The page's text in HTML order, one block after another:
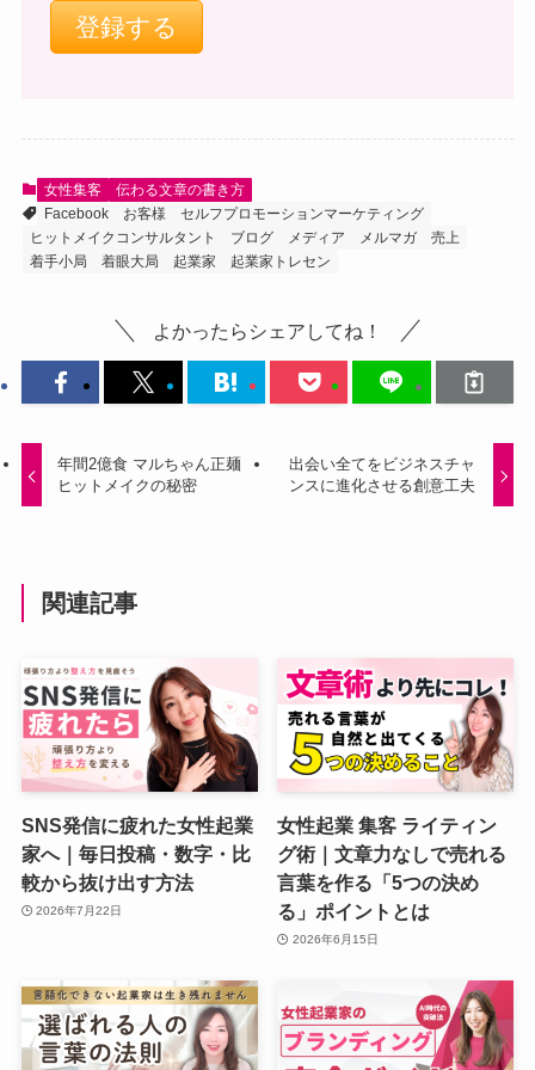
女性集客
伝わる文章の書き方
Facebook
お客様
セルフプロモーションマーケティング
ヒットメイクコンサルタント
ブログ メディア メルマガ
売上
着手小局
着眼大局 起業家 起業家トレセン
よかったらシェアしてね！
年間2億食 マルちゃん正麺
ヒットメイクの秘密
出会い全てをビジネスチャ
ンスに進化させる創意工夫
関連記事
SNS発信に疲れた女性起業
家へ｜毎日投稿・数字・比
較から抜け出す方法
2026年7月22日
女性起業 集客 ライティン
グ術｜文章力なしで売れる
言葉を作る「5つの決め
る」ポイントとは
2026年6月15日